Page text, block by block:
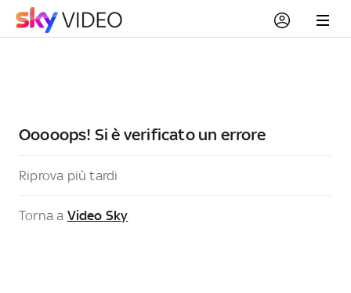
Ooooops! Si è verificato un errore
Riprova più tardi
Torna a Video Sky